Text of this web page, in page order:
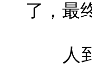
了，最
人到